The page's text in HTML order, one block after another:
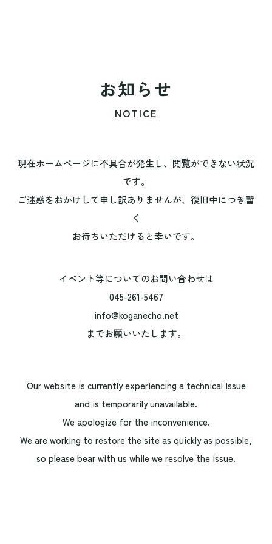
お知らせ
NOTICE
現在ホームページに不具合が発生し、閲覧ができない状況
です。
ご迷惑をおかけして申し訳ありませんが、復旧中につき暫
く
お待ちいただけると幸いです。
イベント等についてのお問い合わせは
045-261-5467
info@koganecho.net
までお願いいたします。
Our website is currently experiencing a technical issue
and is temporarily unavailable.
We apologize for the inconvenience.
We are working to restore the site as quickly as possible,
so please bear with us while we resolve the issue.